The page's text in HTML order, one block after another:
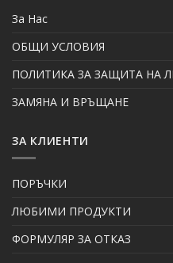
За Нас
ОБЩИ УСЛОВИЯ
ПОЛИТИКА ЗА ЗАЩИТА НА
ЗАМЯНА И ВРЪЩАНЕ
ЗА КЛИЕНТИ
ПОРЪЧКИ
ЛЮБИМИ ПРОДУКТИ
ФОРМУЛЯР ЗА ОТКАЗ